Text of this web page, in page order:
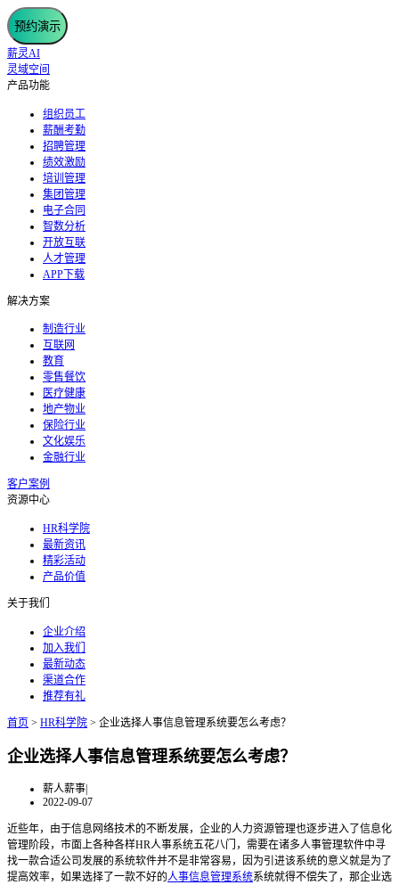
预约演示
薪灵AI
灵域空间
产品功能
组织员工
薪酬考勤
招聘管理
绩效激励
培训管理
集团管理
电子合同
智数分析
开放互联
人才管理
APP下载
解决方案
制造行业
互联网
教育
零售餐饮
医疗健康
地产物业
保险行业
文化娱乐
金融行业
客户案例
资源中心
HR科学院
最新资讯
精彩活动
产品价值
关于我们
企业介绍
加入我们
最新动态
渠道合作
推荐有礼
首页 > HR科学院 > 企业选择人事信息管理系统要怎么考虑？
企业选择人事信息管理系统要怎么考虑？
薪人薪事|
2022-09-07
近些年，由于信息网络技术的不断发展， 企业的人力资源管理也逐步进入了信息化
管理阶段，市面上各种各样HR人事系统五花八门，需要在诸多人事管理软件中寻
找一款合适公司发展的系统软件并不是非常容易 ，因为引进该系统的意义就是为了
提高效率，如果选择了一款不好的人事信息管理系统系统就得不偿失了，那企业选